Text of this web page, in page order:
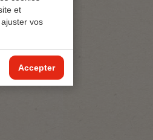
et
vos
Accepter